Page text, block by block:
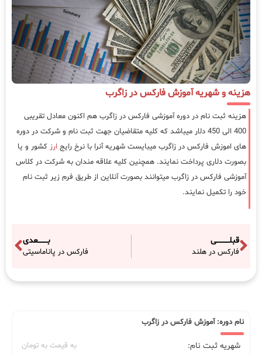
هزینه و شهریه آموزش فارکس در زاگرب
هزینه ثبت نام در دوره آموزشی فارکس در زاگرب هم اکنون معادل تقریبی
400 الی 450 دلار میباشد که کلیه متقاضیان جهت ثبت نام و شرکت در دوره
های اموزش فارکس در زاگرب میبایست شهریه آنرا با نرخ رایج ارز کشور و یا
بصورت دلاری پرداخت نمایند. همچنین کلیه علاقه مندان به شرکت در کلاس
آموزشی فارکس در زاگرب میتوانند بصورت آنلاین از طریق فرم زیر ثبت نام
خود را تکمیل نمایند.
قبلـــــــــــی
فارکس در هلند
بــــــــعدی
فارکس در پاناماسیتی
نام دوره: آموزش فارکس در زاگرب
شهریه ثبت نام: به قیمت به تومان